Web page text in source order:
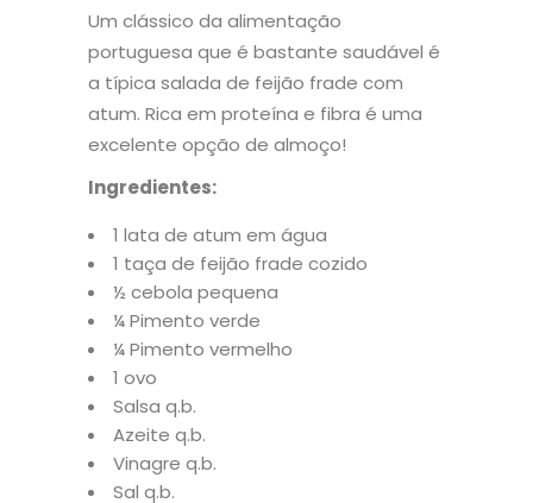
Um clássico da alimentação
portuguesa que é bastante saudável é
a típica salada de feijão frade com
atum. Rica em proteína e fibra é uma
excelente opção de almoço!
Ingredientes:
1 lata de atum em água
1 taça de feijão frade cozido
½ cebola pequena
¼ Pimento verde
¼ Pimento vermelho
1 ovo
Salsa q.b.
Azeite q.b.
Vinagre q.b.
Sal q.b.